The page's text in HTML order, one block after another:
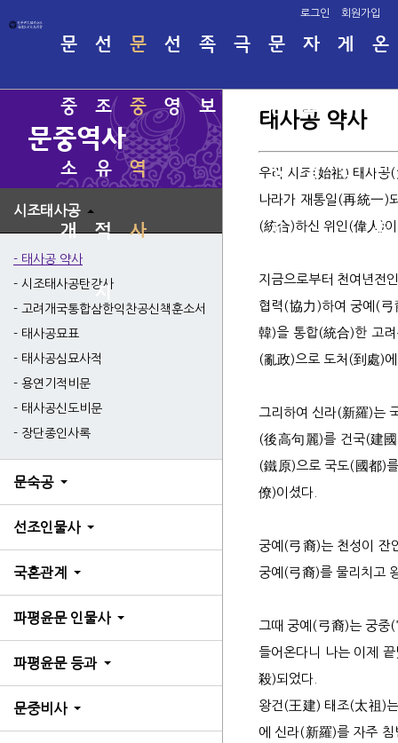
로그인 회원가입
문
중
소
개
선
조
유
적
지
문
중
역
사 태
고
태
태
태
장
3세
4세
6세
6세
선
영
족
보
극 문
중
행
사
자
료
실
관직
족보
게
시
판
온
인
족
문중역사
시조태사공
태사공 약사
시조태사공탄강사
고려개국통합삼한익찬공신책훈소서
태사공묘표
태사공심묘사적
용연기적비문
태사공신도비문
장단종인사록
문숙공
선조인물사
국혼관계
파평윤문 인물사
파평윤문 등과
문중비사
태사공 약사
우리 시조(始祖) 태사공
나라가 재통일(再統一)
(統合)하신 위인(偉人)
지금으로부터 천여년
협력(協力)하여 궁예(
韓)을 통합(統合)한 고
(亂政)으로 도처(到處)
그리하여 신라(新羅)는
(後高句麗)를 건국(建
(鐵原)으로 국도(國都)
僚)이셨다.
궁예(弓裔)는 천성이 잔
궁예(弓裔)를 물리치고
그때 궁예(弓裔)는 궁중
들어온다니 나는 이제
殺)되었다.
왕건(王建) 태조(太祖)
에 신라(新羅)를 자주